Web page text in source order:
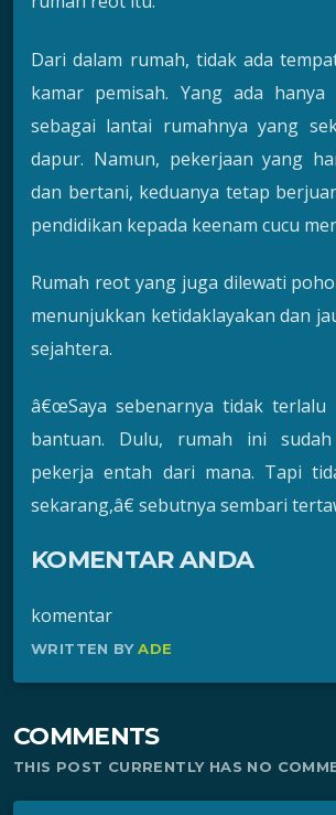
Dari dalam rumah, tidak ada
kamar pemisah. Yang ada hanya
sebagai lantai rumahnya yang
dapur. Namun, pekerjaan yang
dan bertani, keduanya tetap
pendidikan kepada keenam cucu
Rumah reot yang juga dilewati
menunjukkan ketidaklayakan dan
sejahtera.
â€œSaya sebenarnya tidak terlalu
bantuan. Dulu, rumah ini
pekerja entah dari mana. Tapi
sekarang,â€ sebutnya sembari
KOMENTAR ANDA
komentar
WRITTEN BYADE
COMMENTS
THIS POST CURRENTLY HAS NO